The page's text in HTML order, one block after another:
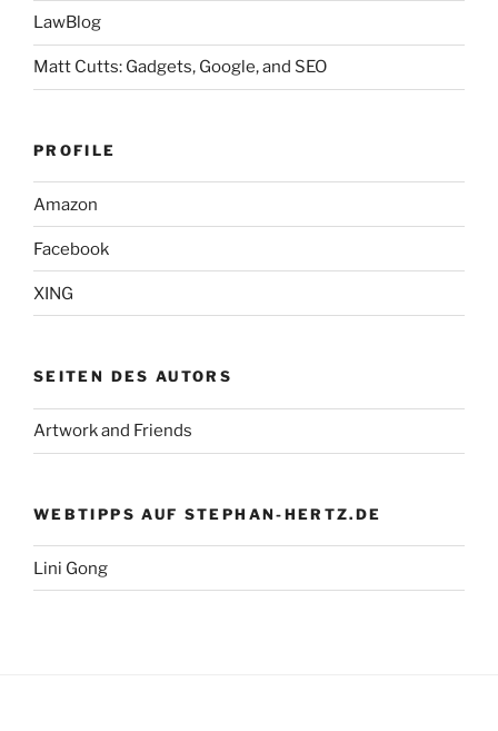
LawBlog
Matt Cutts: Gadgets, Google, and SEO
PROFILE
Amazon
Facebook
XING
SEITEN DES AUTORS
Artwork and Friends
WEBTIPPS AUF STEPHAN-HERTZ.DE
Lini Gong